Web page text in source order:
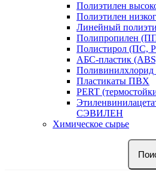
Полиэтилен
Полиэтилен
Линейный
Полипропилен
Полистирол (ПС,
АБС-пластик
Пластикаты ПВХ
PERT
СЭВИЛЕН
Химическое сырье